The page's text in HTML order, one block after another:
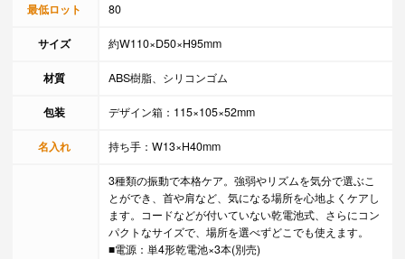
最低ロット 80
サイズ 約W110×D50×H95mm
材質 ABS樹脂、シリコンゴム
包装 デザイン箱：115×105×52mm
名入れ 持ち手：W13×H40mm
3種類の振動で本格ケア。強弱やリズムを気分で選ぶこ
とができ、首や肩など、気になる場所を心地よくケアし
ます。コードなどが付いていない乾電池式、さらにコン
パクトなサイズで、場所を選べずどこでも使えます。
■電源：単4形乾電池×3本(別売)